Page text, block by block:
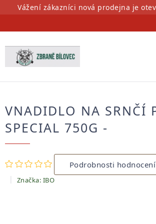
PřejítVážení zákazníci nová prodejna je
VNADIDLO NA SRNČÍ
SPECIAL 750G -
Průměrné
hodnocení
produktu
je
Podrobnosti hodnocení
Značka: IBO